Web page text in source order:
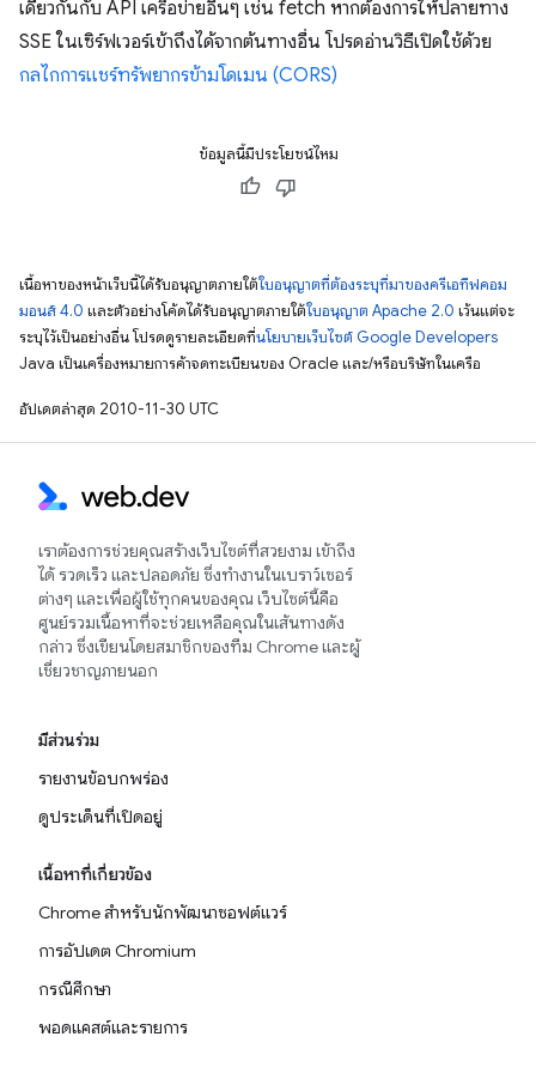
เดียวกันกับ API เครือข่ายอื่นๆ เช่น fetch หากต้องการให้ปลายทาง
SSE ในเซิร์ฟเวอร์เข้าถึงได้จากต้นทางอื่น โปรดอ่านวิธีเปิดใช้ด้วย
กลไกการแชร์ทรัพยากรข้ามโดเมน (CORS)
ข้อมูลนี้มีประโยชน์ไหม
เนื้อหาของหน้าเว็บนี้ได้รับอนุญาตภายใต้ใบอนุญาตที่ต้องระบุที่มาของครีเอทีฟคอม
มอนส์ 4.0 และตัวอย่างโค้ดได้รับอนุญาตภายใต้ใบอนุญาต Apache 2.0 เว้นแต่จะ
ระบุไว้เป็นอย่างอื่น โปรดดูรายละเอียดที่นโยบายเว็บไซต์ Google Developers
Java เป็นเครื่องหมายการค้าจดทะเบียนของ Oracle และ/หรือบริษัทในเครือ
อัปเดตล่าสุด 2010-11-30 UTC
เราต้องการช่วยคุณสร้างเว็บไซต์ที่สวยงาม เข้าถึง
ได้ รวดเร็ว และปลอดภัย ซึ่งทำงานในเบราว์เซอร์
ต่างๆ และเพื่อผู้ใช้ทุกคนของคุณ เว็บไซต์นี้คือ
ศูนย์รวมเนื้อหาที่จะช่วยเหลือคุณในเส้นทางดัง
กล่าว ซึ่งเขียนโดยสมาชิกของทีม Chrome และผู้
เชี่ยวชาญภายนอก
มีส่วนร่วม
รายงานข้อบกพร่อง
ดูประเด็นที่เปิดอยู่
เนื้อหาที่เกี่ยวข้อง
Chrome สำหรับนักพัฒนาซอฟต์แวร์
การอัปเดต Chromium
กรณีศึกษา
พอดแคสต์และรายการ